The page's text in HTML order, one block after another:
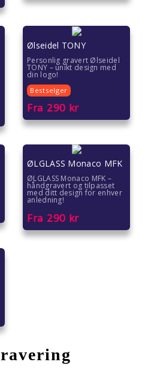
Ølseidel TONY
Personlig gravert Ølseidel
TONY – unikt design med
din logo!
Bestselger
Fra 290 kr
ØLGLASS Monaco MFK
ØLGLASS Monaco MFK –
håndgravert og tilpasset
med ditt design for enhver
anledning!
Fra 290 kr